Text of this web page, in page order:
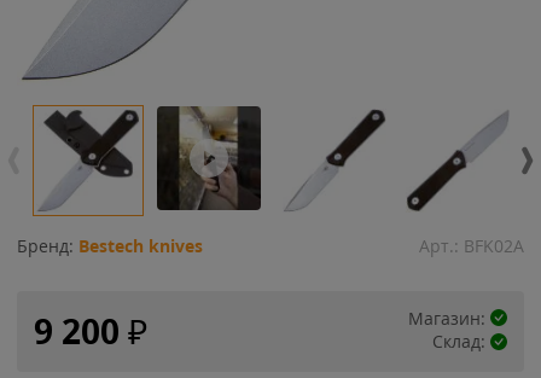
Бренд: Bestech knives Арт.: BFK02A
9 200 ₽
Магазин:
Склад: